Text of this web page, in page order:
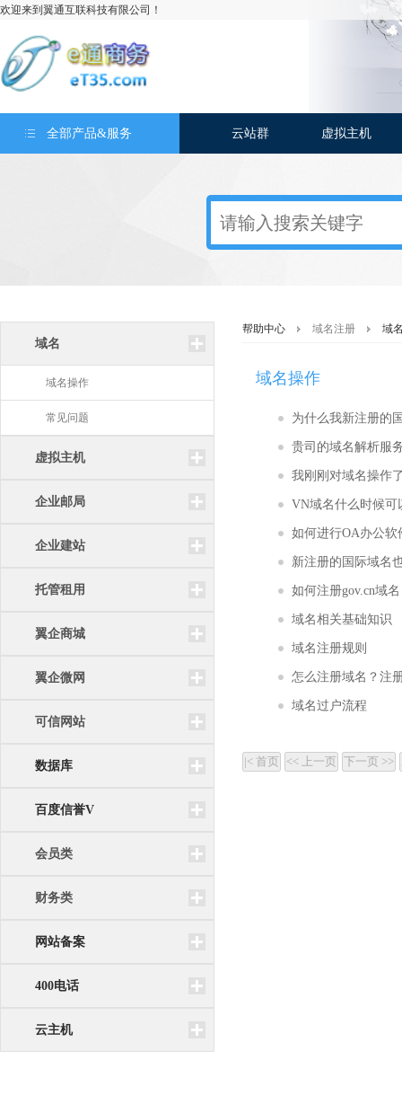
欢迎来到翼通互联科技有限公司！
全部产品&服务 云站群 虚拟主机
域名
域名操作
常见问题
虚拟主机
企业邮局
企业建站
托管租用
翼企商城
翼企微网
可信网站
数据库
百度信誉V
会员类
财务类
网站备案
400电话
云主机
帮助中心 域名注册 域
域名操作
为什么我新注册的
贵司的域名解析服
我刚刚对域名操作
VN域名什么时候可
如何进行OA办公软
新注册的国际域名
如何注册gov.cn域名
域名相关基础知识
域名注册规则
怎么注册域名？注
域名过户流程